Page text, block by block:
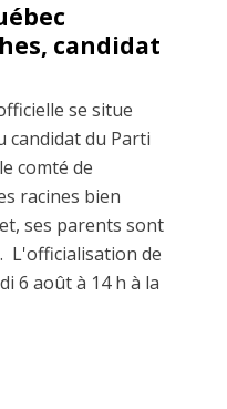
candidat
se situe
candidat du Parti
comté de
racines bien
ses parents sont
L'officialisation de
6 août à 14 h à la